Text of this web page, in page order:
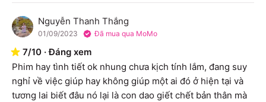
N Nguyễn Thanh Thắng
01/09/2023 Đã mua qua MoMo
7/10 ·Đáng xem
Phim hay tình tiết ok nhung chưa kịch tính lắm, đang suy
nghỉ về việc giúp hay không giúp một ai đó ở hiện tại và
tương lai biết đâu nó lại là con dao giết chết bản thân mà